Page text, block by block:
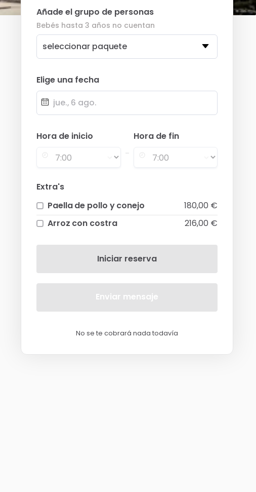
Añade el grupo de personas
Bebés hasta 3 años no cuentan
seleccionar paquete
Elige una fecha
Hora de inicio
-
Hora de fin
Extra's
Paella de pollo y conejo
180,00 €
Arroz con costra
216,00 €
Iniciar reserva
Enviar mensaje
No se te cobrará nada todavía